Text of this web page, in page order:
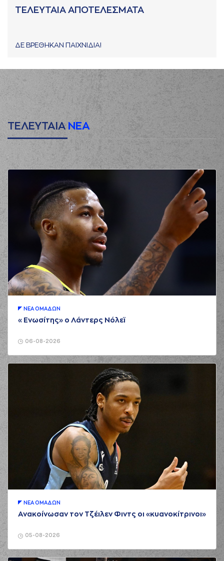
ΤΕΛΕΥΤΑΙΑ ΑΠΟΤΕΛΕΣΜΑΤΑ
ΔΕ ΒΡΕΘΗΚΑΝ ΠΑΙΧΝΙΔΙΑ!
ΤΕΛΕΥΤΑΙΑ ΝΕΑ
06-08-2026
ΝΕA ΟΜAΔΩΝ
«Ενωσίτης» ο Λάντερς Νόλεϊ
05-08-2026
ΝΕA ΟΜAΔΩΝ
Ανακοίνωσαν τον Τζέιλεν Φιντς οι «κυανοκίτρινοι»